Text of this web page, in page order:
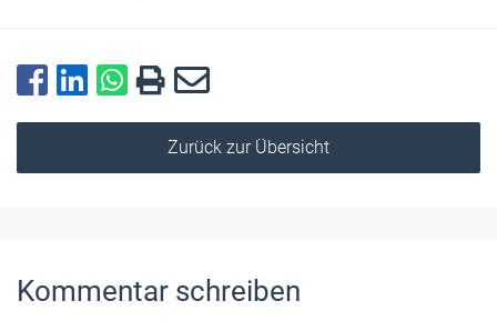
Zurück zur Übersicht
Kommentar schreiben